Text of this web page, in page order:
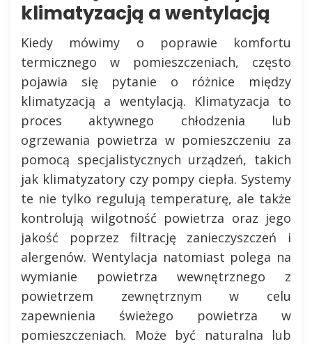
klimatyzacją a wentylacją
Kiedy mówimy o poprawie komfortu
termicznego w pomieszczeniach, często
pojawia się pytanie o różnice między
klimatyzacją a wentylacją. Klimatyzacja to
proces aktywnego chłodzenia lub
ogrzewania powietrza w pomieszczeniu za
pomocą specjalistycznych urządzeń, takich
jak klimatyzatory czy pompy ciepła. Systemy
te nie tylko regulują temperaturę, ale także
kontrolują wilgotność powietrza oraz jego
jakość poprzez filtrację zanieczyszczeń i
alergenów. Wentylacja natomiast polega na
wymianie powietrza wewnętrznego z
powietrzem zewnętrznym w celu
zapewnienia świeżego powietrza w
pomieszczeniach. Może być naturalna lub